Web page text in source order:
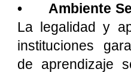
•
Ambiente
La legalidad y
instituciones
de aprendizaje